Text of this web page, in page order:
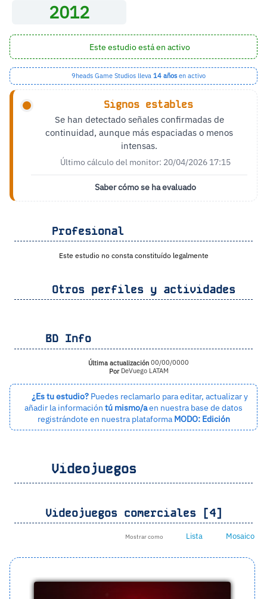
2012
Este estudio está en activo
9heads Game Studios lleva 14 años en activo
Signos estables
Se han detectado señales confirmadas de
continuidad, aunque más espaciadas o menos
intensas.
Último cálculo del monitor: 20/04/2026 17:15
Saber cómo se ha evaluado
Profesional
Este estudio no consta constituído legalmente
Otros perfiles y actividades
BD Info
Última actualización 00/00/0000
PorDeVuego LATAM
¿Es tu estudio? Puedes reclamarlo para editar, actualizar y
añadir la información tú mismo/aen nuestra base de datos
registrándote en nuestra plataforma MODO: Edición
Videojuegos
Videojuegos comerciales [4]
Mostrar como Lista Mosaico